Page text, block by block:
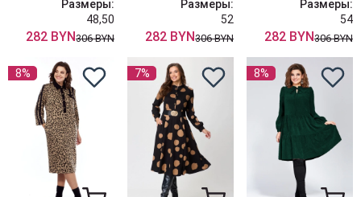
Размеры:
48,50
282 BYN306 BYN
Размеры:
52
282 BYN306 BYN
Размеры:
54
282 BYN306 BYN
8% 7% 8%